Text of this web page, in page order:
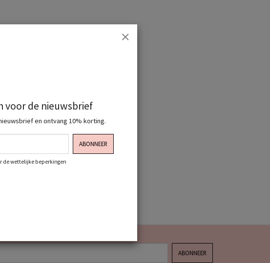
ABONNEER
voor de nieuwsbrief
en ontvang 10% korting.
ABONNEER
de wettelijke beperkingen